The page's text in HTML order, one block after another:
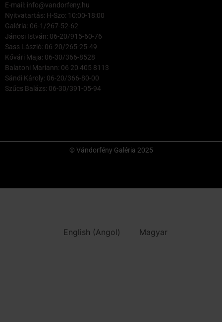
E-mail: info@vandorfeny.hu
Nyitvatartás: H-Szo: 10:00-18:00
Galéria: 06-1/267-52-62
Jánosi István: 06-20/915-60-76
Sass László: 06-20/265-25-49
Kővári Maja: 06-30/366-8528
Balatoni Mariann: 06 20 405 8113
Sándi Károly: 06-20/366-80-00
Szűcs Balázs: 06-30/391-05-94
© Vándorfény Galéria 2025
English (Angol) Magyar